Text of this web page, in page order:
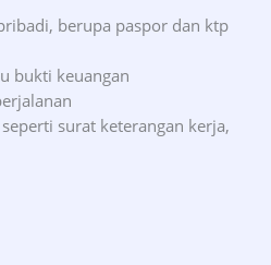
berupa paspor dan ktp
bukti keuangan
surat keterangan kerja,